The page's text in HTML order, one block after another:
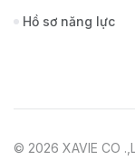
Hồ sơ năng lực
© 2026 XAVIE CO